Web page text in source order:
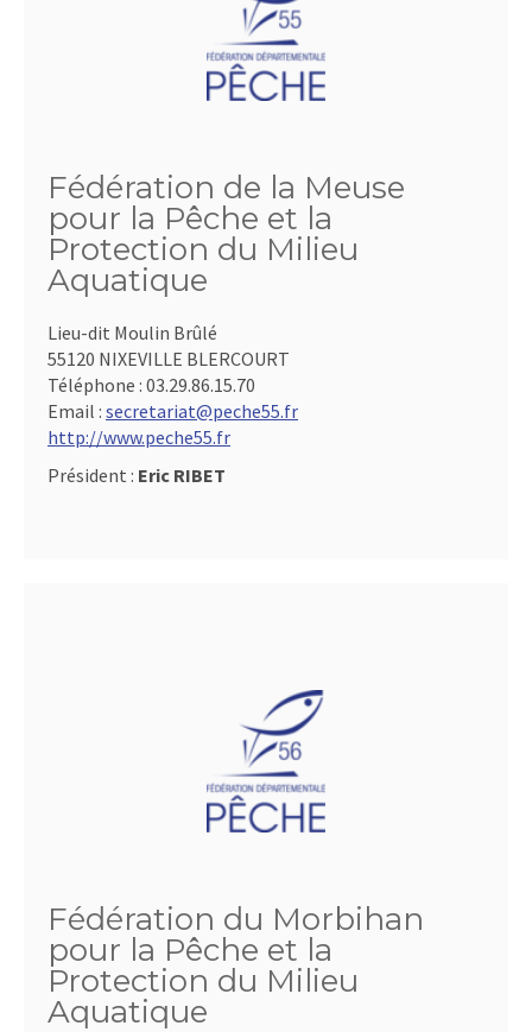
Fédération de la Meuse
pour la Pêche et la
Protection du Milieu
Aquatique
Lieu-dit Moulin Brûlé
55120 NIXEVILLE BLERCOURT
Téléphone : 03.29.86.15.70
Email : secretariat@peche55.fr
http://www.peche55.fr
Président : Eric RIBET
Fédération du Morbihan
pour la Pêche et la
Protection du Milieu
Aquatique